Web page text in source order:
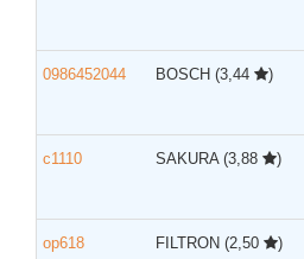
0986452044 BOSCH (3,44 )
c1110 SAKURA (3,88 )
op618 FILTRON (2,50 )